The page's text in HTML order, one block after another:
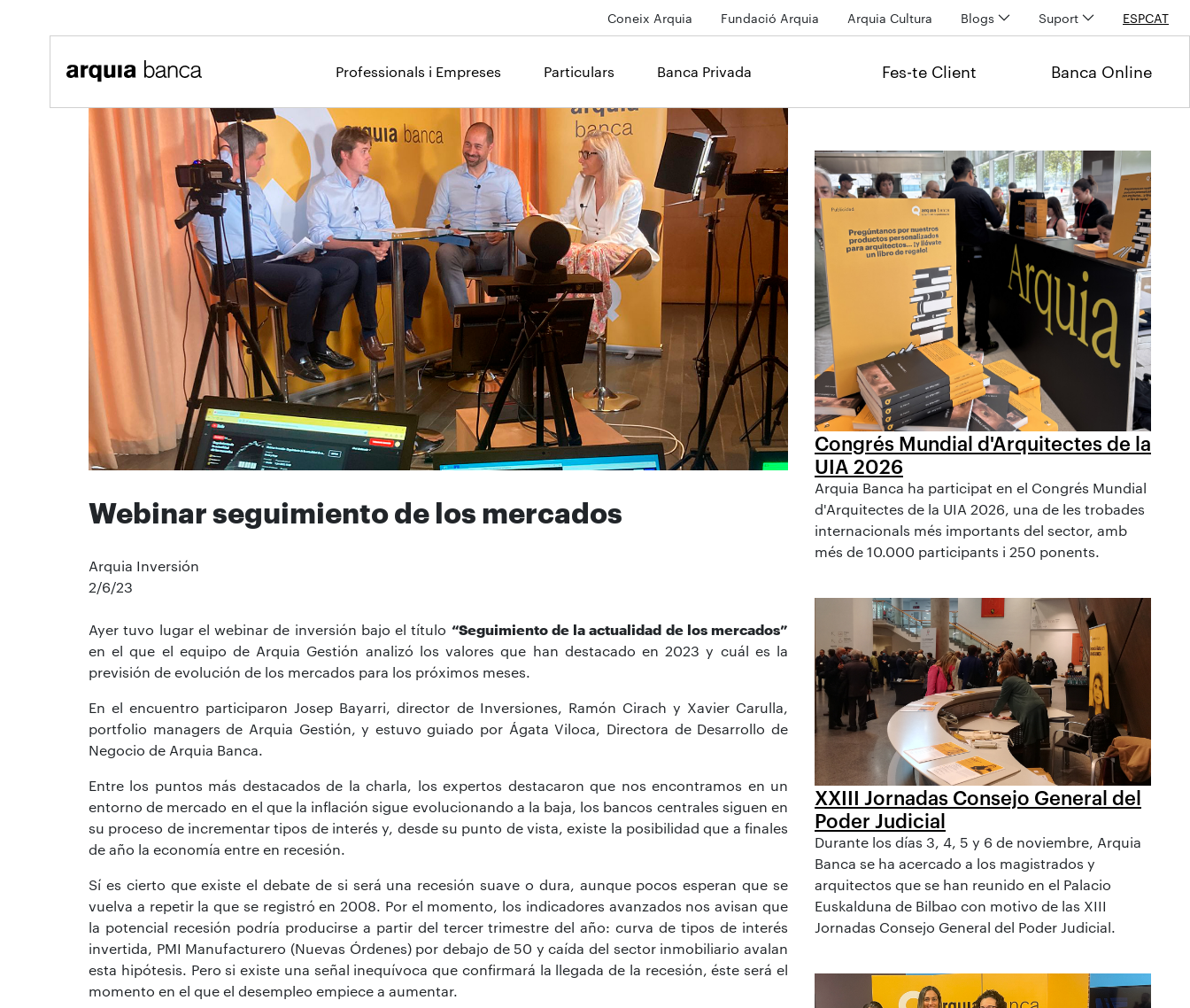
Coneix Arquia Fundació Arquia Arquia Cultura Blogs Suport ESPCAT
Professionals i Empreses Particulars Banca Privada Fes-te Client Banca Online
Webinar seguimiento de los mercados
Arquia Inversión
2/6/23
Ayer tuvo lugar el webinar de inversión bajo el título “Seguimiento de la actualidad de los mercados”
en el que el equipo de Arquia Gestión analizó los valores que han destacado en 2023 y cuál es la
previsión de evolución de los mercados para los próximos meses.
En el encuentro participaron Josep Bayarri, director de Inversiones, Ramón Cirach y Xavier Carulla,
portfolio managers de Arquia Gestión, y estuvo guiado por Ágata Viloca, Directora de Desarrollo de
Negocio de Arquia Banca.
Entre los puntos más destacados de la charla, los expertos destacaron que nos encontramos en un
entorno de mercado en el que la inflación sigue evolucionando a la baja, los bancos centrales siguen en
su proceso de incrementar tipos de interés y, desde su punto de vista, existe la posibilidad que a finales
de año la economía entre en recesión.
Sí es cierto que existe el debate de si será una recesión suave o dura, aunque pocos esperan que se
vuelva a repetir la que se registró en 2008. Por el momento, los indicadores avanzados nos avisan que
la potencial recesión podría producirse a partir del tercer trimestre del año: curva de tipos de interés
invertida, PMI Manufacturero (Nuevas Órdenes) por debajo de 50 y caída del sector inmobiliario avalan
esta hipótesis. Pero si existe una señal inequívoca que confirmará la llegada de la recesión, éste será el
momento en el que el desempleo empiece a aumentar.
Congrés Mundial d'Arquitectes de la
UIA 2026
Arquia Banca ha participat en el Congrés Mundial
d'Arquitectes de la UIA 2026, una de les trobades
internacionals més importants del sector, amb
més de 10.000 participants i 250 ponents.
XXIII Jornadas Consejo General del
Poder Judicial
Durante los días 3, 4, 5 y 6 de noviembre, Arquia
Banca se ha acercado a los magistrados y
arquitectos que se han reunido en el Palacio
Euskalduna de Bilbao con motivo de las XIII
Jornadas Consejo General del Poder Judicial.